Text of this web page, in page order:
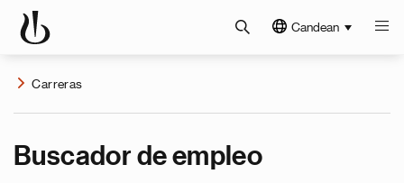
Candean
Carreras
Buscador de empleo